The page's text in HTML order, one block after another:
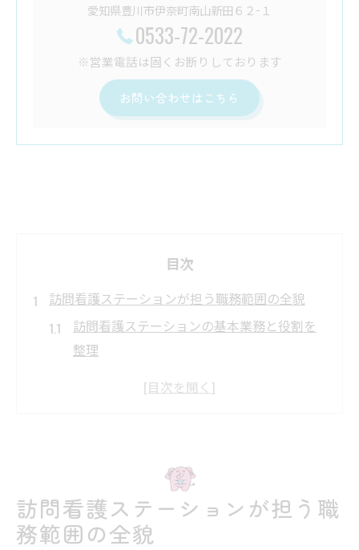
愛知県豊川市伊奈町南山新田６２−１
0533-72-2022
※営業電話は固くお断りしております
お問い合わせはこちら
目次
訪問看護ステーションが担う職務範囲の全貌
訪問看護ステーションの基本業務と役割を
整理
訪問看護ステーションで行う医療処置の種
訪問看護ステーションの職種ごとの担当範
囲
生活支援から医療処置まで訪問看護の役割を探
訪問看護ステーションが担う職
務範囲の全貌